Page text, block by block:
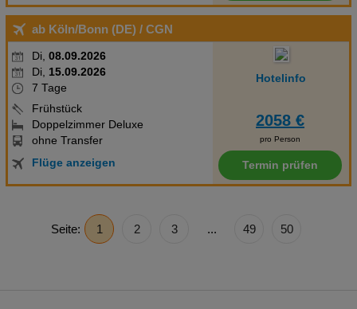
ab Köln/Bonn (DE) / CGN
Di, 08.09.2026
Di, 15.09.2026
7 Tage
Frühstück
Doppelzimmer Deluxe
ohne Transfer
Flüge anzeigen
Hotelinfo
2058 €
pro Person
Termin prüfen
Seite: 1 2 3 ... 49 50